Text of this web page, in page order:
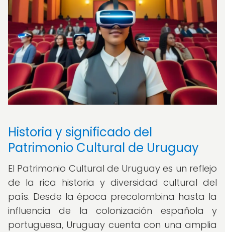
Historia y significado del
Patrimonio Cultural de Uruguay
El Patrimonio Cultural de Uruguay es un reflejo
de la rica historia y diversidad cultural del
país. Desde la época precolombina hasta la
influencia de la colonización española y
portuguesa, Uruguay cuenta con una amplia